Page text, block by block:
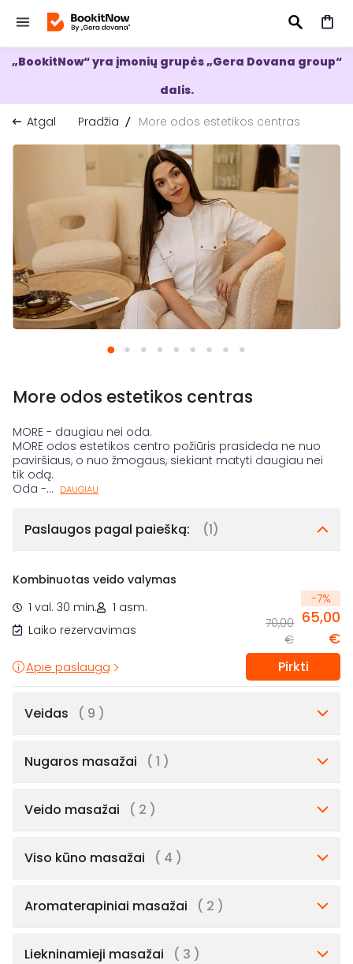
IEŠKOTI
„BookitNow“ yra įmonių grupės „Gera Dovana group“
dalis.
Atgal
Pradžia More odos estetikos centras
More odos estetikos centras
MORE - daugiau nei oda.
MORE odos estetikos centro požiūris prasideda ne nuo
paviršiaus, o nuo žmogaus, siekiant matyti daugiau nei
tik odą.
Oda -... DAUGIAU
Paslaugos pagal paiešką: (1)
Kombinuotas veido valymas
1 val. 30 min.
1 asm.
Laiko rezervavimas
-7%
70,00
€
65,00
€
Apie paslaugą Pirkti
Veidas ( 9 )
Nugaros masažai ( 1 )
Veido masažai ( 2 )
Viso kūno masažai ( 4 )
Aromaterapiniai masažai ( 2 )
Liekninamieji masažai ( 3 )